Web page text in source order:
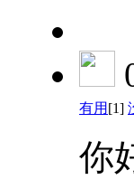
有用 [1]
你